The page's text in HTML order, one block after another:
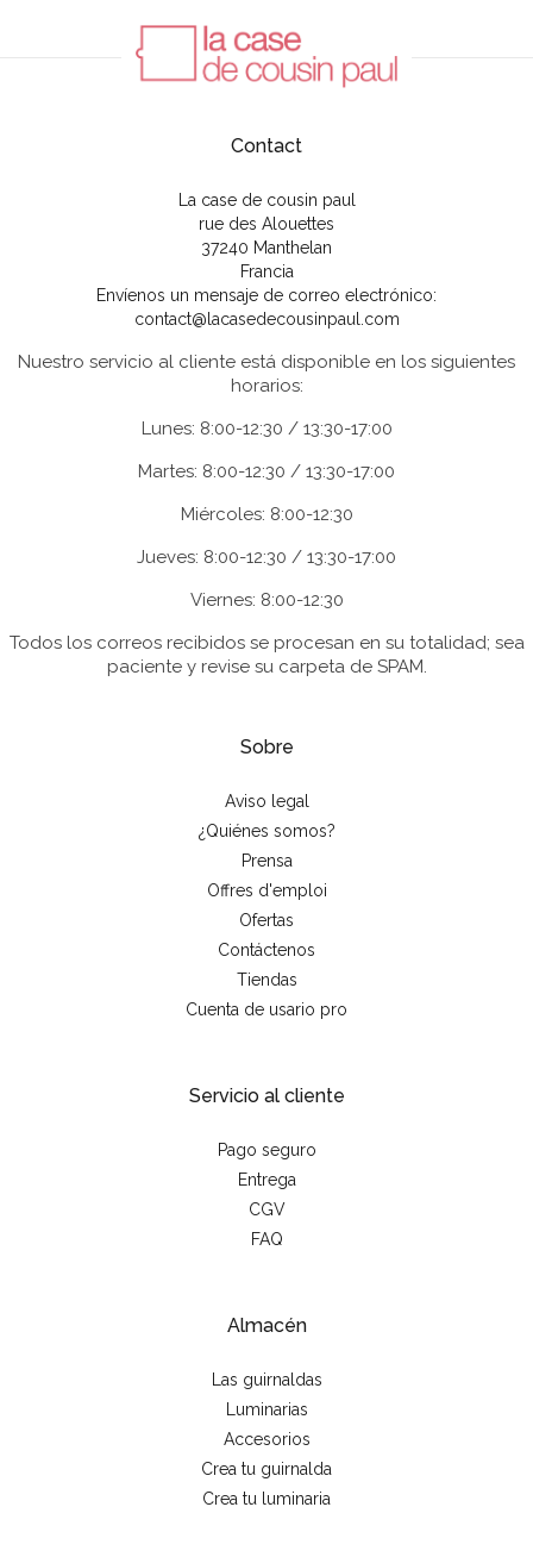
Contact
La case de cousin paul
rue des Alouettes
37240 Manthelan
Francia
Envíenos un mensaje de correo electrónico:
contact@lacasedecousinpaul.com
Nuestro servicio al cliente está disponible en los siguientes
horarios:
Lunes: 8:00-12:30 / 13:30-17:00
Martes: 8:00-12:30 / 13:30-17:00
Miércoles: 8:00-12:30
Jueves: 8:00-12:30 / 13:30-17:00
Viernes: 8:00-12:30
Todos los correos recibidos se procesan en su totalidad; sea
paciente y revise su carpeta de SPAM.
Sobre
Aviso legal
¿Quiénes somos?
Prensa
Offres d'emploi
Ofertas
Contáctenos
Tiendas
Cuenta de usario pro
Servicio al cliente
Pago seguro
Entrega
CGV
FAQ
Almacén
Las guirnaldas
Luminarias
Accesorios
Crea tu guirnalda
Crea tu luminaria